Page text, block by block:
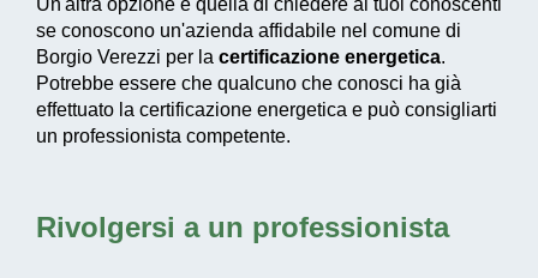
Un'altra opzione è quella di chiedere ai tuoi conoscenti
se conoscono un'azienda affidabile nel comune di
Borgio Verezzi per la certificazione energetica.
Potrebbe essere che qualcuno che conosci ha già
effettuato la certificazione energetica e può consigliarti
un professionista competente.
Rivolgersi a un professionista